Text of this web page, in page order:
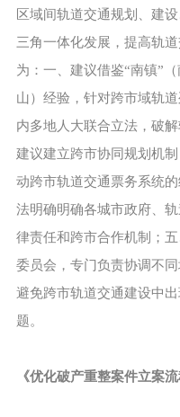
区域间轨道交通规划、建
三角一体化发展，提高轨
为：一、建议借鉴“南镇”
山）经验，针对跨市域轨
内多地人大联合立法，破
建议建立跨市协同规划机
动跨市轨道交通票务系统
法明确明确各城市政府、
律责任和跨市合作机制；
委员会，专门负责协调不
避免跨市轨道交通建设中
题。
《优化破产重整案件立案